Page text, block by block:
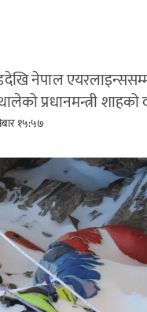
नेपाल
प्रधानमन्त्री शाहको
१५:५७